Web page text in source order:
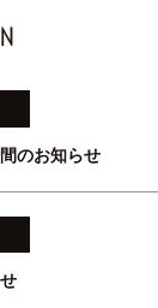
のお知らせ